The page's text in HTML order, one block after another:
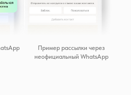
Пример рассылки через
неофициальный WhatsApp